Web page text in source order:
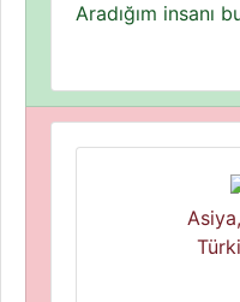
Aradığım insanı